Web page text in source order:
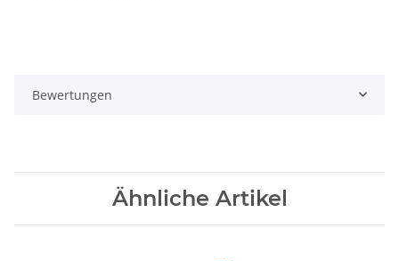
Bewertungen
Ähnliche Artikel